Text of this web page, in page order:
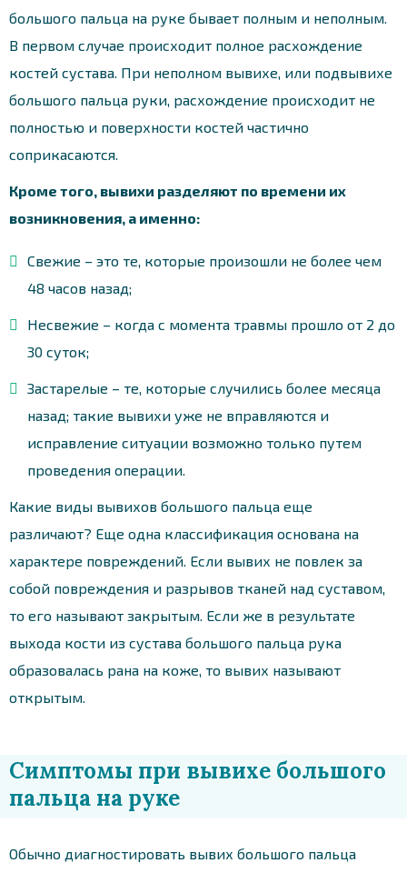
большого пальца на руке бывает полным и неполным.
В первом случае происходит полное расхождение
костей сустава. При неполном вывихе, или подвывихе
большого пальца руки, расхождение происходит не
полностью и поверхности костей частично
соприкасаются.
Кроме того, вывихи разделяют по времени их
возникновения, а именно:
Свежие – это те, которые произошли не более чем
48 часов назад;
Несвежие – когда с момента травмы прошло от 2 до
30 суток;
Застарелые – те, которые случились более месяца
назад; такие вывихи уже не вправляются и
исправление ситуации возможно только путем
проведения операции.
Какие виды вывихов большого пальца еще
различают? Еще одна классификация основана на
характере повреждений. Если вывих не повлек за
собой повреждения и разрывов тканей над суставом,
то его называют закрытым. Если же в результате
выхода кости из сустава большого пальца рука
образовалась рана на коже, то вывих называют
открытым.
Симптомы при вывихе большого
пальца на руке
Обычно диагностировать вывих большого пальца